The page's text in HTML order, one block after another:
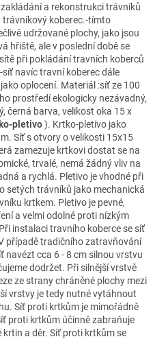
a rekonstrukci trávníků
trávníkový koberec.-tímto
udržované plochy, jako jsou
hřiště, ale v poslední době se
při pokládání travních koberců
navíc travní koberec dále
oplocení. Materiál :síť ze 100
prostředí ekologicky nezávadný,
černá barva, velikost oka 15 x
pletivo). Krtko-pletivo jako
Síť s otvory o velikosti 15x15
zamezuje krtkovi dostat se na
trvalé, nemá žádný vliv na
a rychlá. Pletivo je vhodné při
setých trávníků jako mechanická
krtkem. Pletivo je pevné,
a velmi odolné proti nízkým
instalaci travního koberce se síť
případě tradičního zatravňování
navézt cca 6 - 8 cm silnou vrstvu
dodržet. Při silnější vrstvě
ze strany chráněné plochy mezi
vrstvy je tedy nutné vytáhnout
Síť proti krtkům je mimořádně
proti krtkům účinně zabraňuje
a děr. Síť proti krtkům se